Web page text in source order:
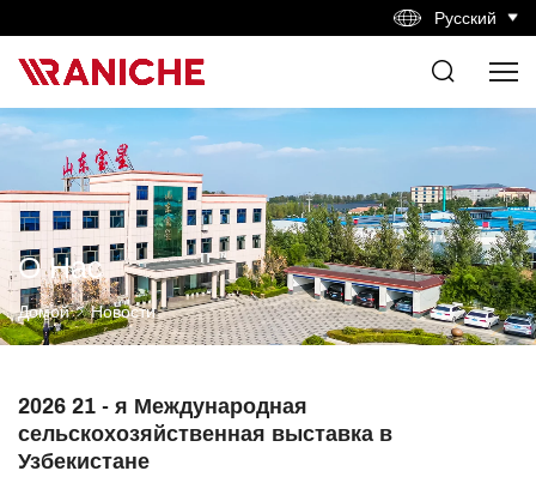
Русский
О Нас
Домой Новости
2026 21 - я Международная
сельскохозяйственная выставка в
Узбекистане